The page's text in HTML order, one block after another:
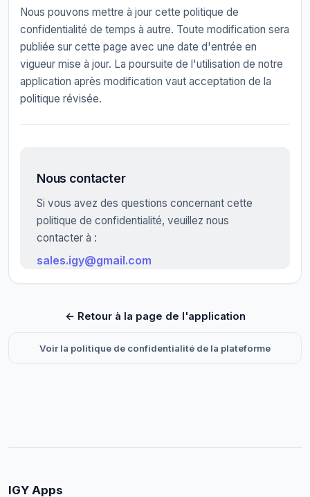
Nous pouvons mettre à jour cette politique de
confidentialité de temps à autre. Toute modification sera
publiée sur cette page avec une date d'entrée en
vigueur mise à jour. La poursuite de l'utilisation de notre
application après modification vaut acceptation de la
politique révisée.
Nous contacter
Si vous avez des questions concernant cette
politique de confidentialité, veuillez nous
contacter à :
sales.igy@gmail.com
← Retour à la page de l'application
Voir la politique de confidentialité de la plateforme
IGY Apps